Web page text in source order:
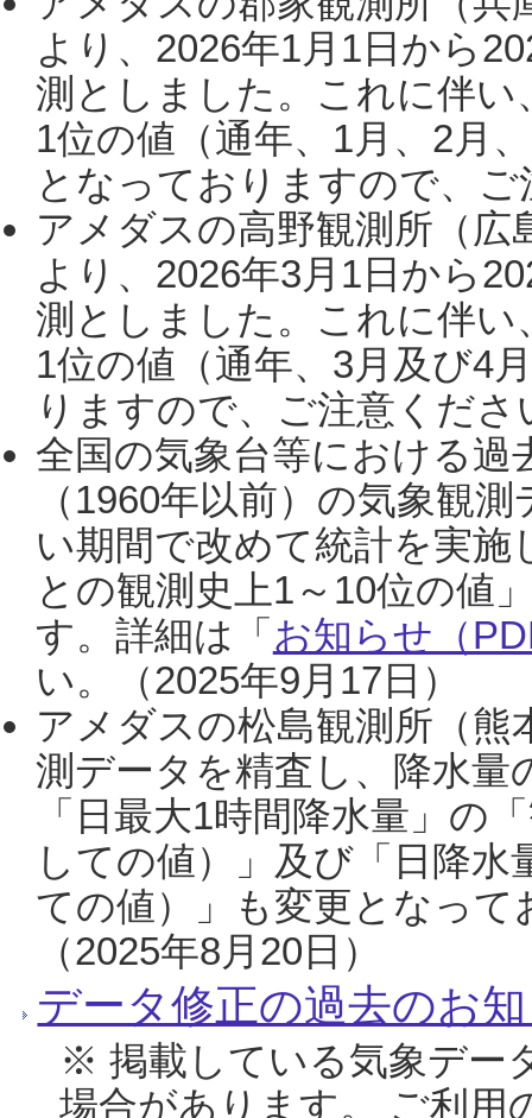
より、2026年1月1日から
測としました。これに伴い
1位の値（通年、1月、2月
となっておりますので、
アメダスの高野観測所（
より、2026年3月1日から
測としました。これに伴い
1位の値（通年、3月及び4
りますので、ご注意くだ
全国の気象台等における過
（1960年以前）の気象観
い期間で改めて統計を実
との観測史上1～10位の値
す。詳細は「 お知らせ（
い。（2025年9月17日）
アメダスの松島観測所（熊
測データを精査し、降水
「日最大1時間降水量」の
しての値）」及び「日降
ての値）」も変更となっ
（2025年8月20日）
データ修正の過去のお
※ 掲載している気象デー
場合があります。 ご利用